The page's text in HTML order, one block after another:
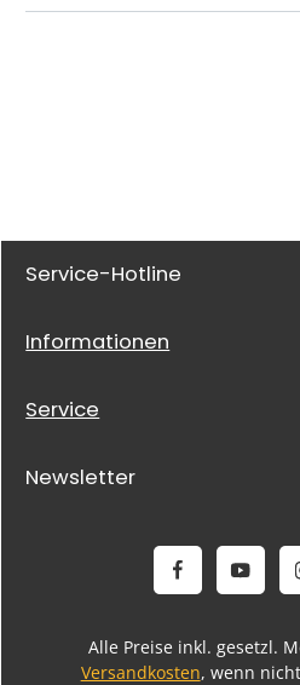
Service-Hotline
Informationen
Service
Newsletter
Alle Preise inkl. gesetzl.
Versandkosten, wenn